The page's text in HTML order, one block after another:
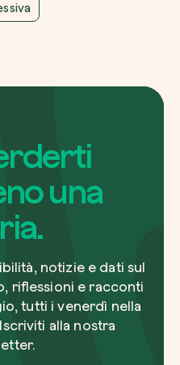
una
notizie e dati sul
riflessioni e racconti
tutti i venerdì nella
alla nostra